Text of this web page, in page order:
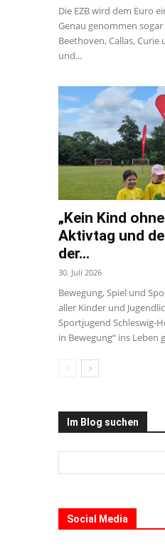
Die EZB wird dem Euro
Genau genommen
Beethoven, Callas, Curie
und...
„Kein Kind
Aktivtag und
der...
30. Juli 2026
Bewegung, Spiel und
aller Kinder und
Sportjugend Schleswig-
in Bewegung“ ins Leben
Im Blog suchen
Social Media